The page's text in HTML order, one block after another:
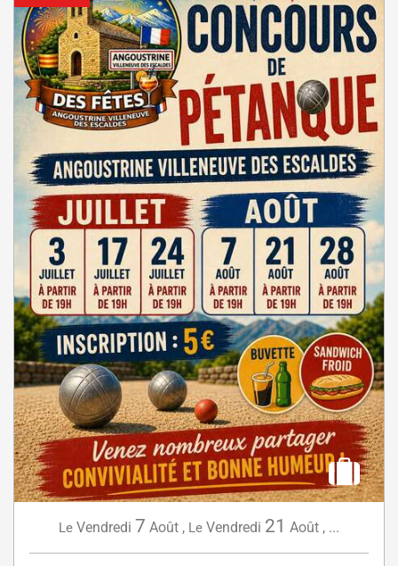
Le Vendredi 7 Août , Le Vendredi 21 Août , ...